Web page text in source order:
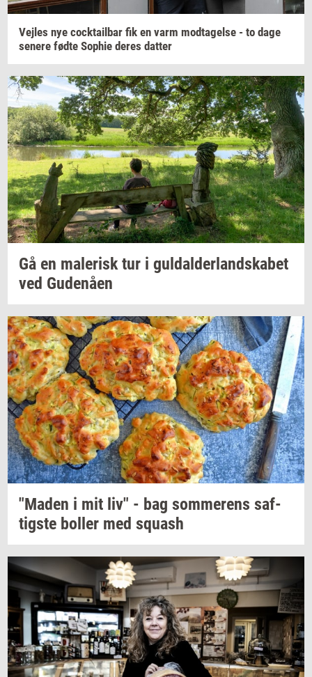
Vej­les nye co­ck­tail­bar fik en varm mod­ta­gel­se - to dage
se­ne­re fødte Sop­hie deres dat­ter
Gå en ma­le­risktur i gul­dal­der­land­ska­bet
ved Gu­denå­en
"Maden i mit liv" - bag som­me­rens saf­
tig­ste bol­ler med squash